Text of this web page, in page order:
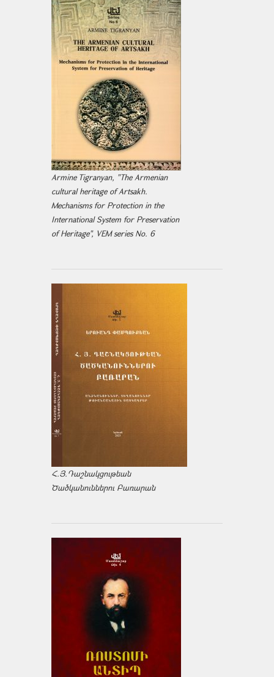
Armine Tigranyan, "The Armenian
cultural heritage of Artsakh.
Mechanisms for Protection in the
International System for Preservation
of Heritage", VEM series No. 6
Հ.Յ.Դաշնակցութեան
Ծածկանուններու Բառարան